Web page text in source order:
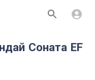
Соната EF